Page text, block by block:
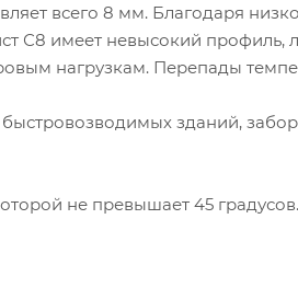
всего 8 мм. Благодаря
С8 имеет невысокий профиль,
нагрузкам. Перепады
зданий,
не превышает 45 градусов.